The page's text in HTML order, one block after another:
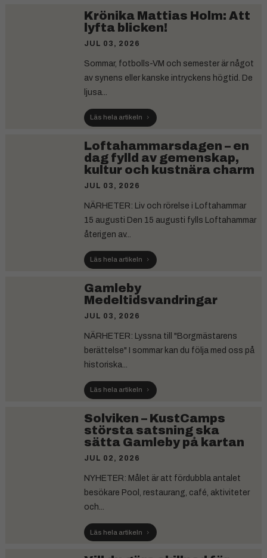
Krönika Mattias Holm: Att
lyfta blicken!
JUL 03, 2026
Sommar, fotbolls-VM och semester är något
av synens eller kanske intryckens högtid. De
ljusa...
Läs hela artikeln
Loftahammarsdagen – en
dag fylld av gemenskap,
kultur och kustnära charm
JUL 03, 2026
NÄRHETER: Liv och rörelse i Loftahammar
15 augusti Den 15 augusti fylls Loftahammar
återigen av...
Läs hela artikeln
Gamleby
Medeltidsvandringar
JUL 03, 2026
NÄRHETER: Lyssna till "Borgmästarens
berättelse" I sommar kan du följa med oss på
historiska...
Läs hela artikeln
Solviken – KustCamps
största satsning ska
sätta Gamleby på kartan
JUL 02, 2026
NYHETER: Målet är att fördubbla antalet
besökare Pool, restaurang, café, aktiviteter
och...
Läs hela artikeln